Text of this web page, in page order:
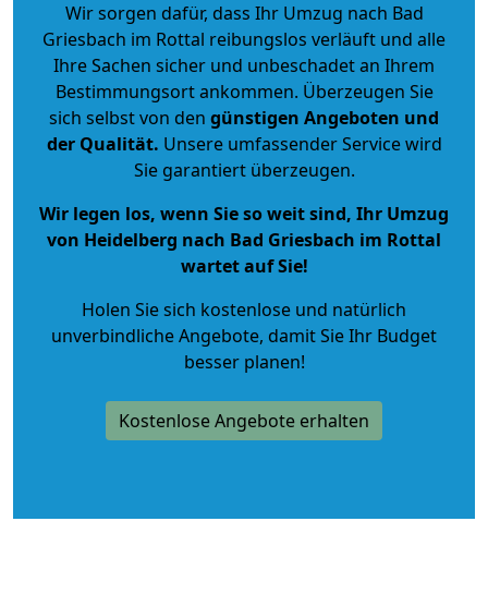
Wir sorgen dafür, dass Ihr Umzug nach Bad
Griesbach im Rottal reibungslos verläuft und alle
Ihre Sachen sicher und unbeschadet an Ihrem
Bestimmungsort ankommen. Überzeugen Sie
sich selbst von den günstigen Angeboten und
der Qualität. Unsere umfassender Service wird
Sie garantiert überzeugen.
Wir legen los, wenn Sie so weit sind, Ihr Umzug
von Heidelberg nach Bad Griesbach im Rottal
wartet auf Sie!
Holen Sie sich kostenlose und natürlich
unverbindliche Angebote, damit Sie Ihr Budget
besser planen!
Kostenlose Angebote erhalten